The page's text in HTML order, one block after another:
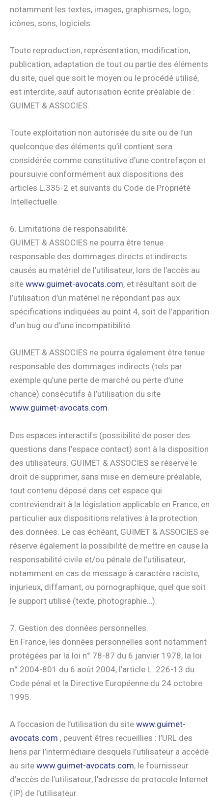
notamment les textes, images, graphismes, logo,
icônes, sons, logiciels.
Toute reproduction, représentation, modification,
publication, adaptation de tout ou partie des éléments
du site, quel que soit le moyen ou le procédé utilisé,
est interdite, sauf autorisation écrite préalable de :
GUIMET & ASSOCIES.
Toute exploitation non autorisée du site ou de l’un
quelconque des éléments qu’il contient sera
considérée comme constitutive d’une contrefaçon et
poursuivie conformément aux dispositions des
articles L.335-2 et suivants du Code de Propriété
Intellectuelle.
6. Limitations de responsabilité.
GUIMET & ASSOCIES ne pourra être tenue
responsable des dommages directs et indirects
causés au matériel de l’utilisateur, lors de l’accès au
site www.guimet-avocats.com, et résultant soit de
l’utilisation d’un matériel ne répondant pas aux
spécifications indiquées au point 4, soit de l’apparition
d’un bug ou d’une incompatibilité.
GUIMET & ASSOCIES ne pourra également être tenue
responsable des dommages indirects (tels par
exemple qu’une perte de marché ou perte d’une
chance) consécutifs à l’utilisation du site
www.guimet-avocats.com.
Des espaces interactifs (possibilité de poser des
questions dans l’espace contact) sont à la disposition
des utilisateurs. GUIMET & ASSOCIES se réserve le
droit de supprimer, sans mise en demeure préalable,
tout contenu déposé dans cet espace qui
contreviendrait à la législation applicable en France, en
particulier aux dispositions relatives à la protection
des données. Le cas échéant, GUIMET & ASSOCIES se
réserve également la possibilité de mettre en cause la
responsabilité civile et/ou pénale de l’utilisateur,
notamment en cas de message à caractère raciste,
injurieux, diffamant, ou pornographique, quel que soit
le support utilisé (texte, photographie…).
7. Gestion des données personnelles.
En France, les données personnelles sont notamment
protégées par la loi n° 78-87 du 6 janvier 1978, la loi
n° 2004-801 du 6 août 2004, l’article L. 226-13 du
Code pénal et la Directive Européenne du 24 octobre
1995.
A l’occasion de l’utilisation du site www.guimet-
avocats.com , peuvent êtres recueillies : l’URL des
liens par l’intermédiaire desquels l’utilisateur a accédé
au site www.guimet-avocats.com, le fournisseur
d’accès de l’utilisateur, l’adresse de protocole Internet
(IP) de l’utilisateur.